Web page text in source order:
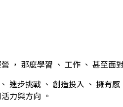
， 那麼學習 、 工作 、 甚至面
步挑戰 、 創造投入 、 擁有
力與方向 。